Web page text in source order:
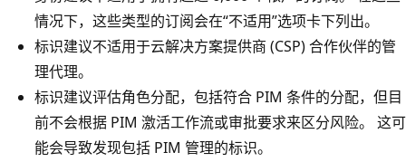
情况下，这些类型的订阅会在“不适用”选项卡下列出。
标识建议不适用于云解决方案提供商 (CSP) 合作伙伴的管
理代理。
标识建议评估角色分配，包括符合 PIM 条件的分配，但目
前不会根据 PIM 激活工作流或审批要求来区分风险。 这可
能会导致发现包括 PIM 管理的标识。